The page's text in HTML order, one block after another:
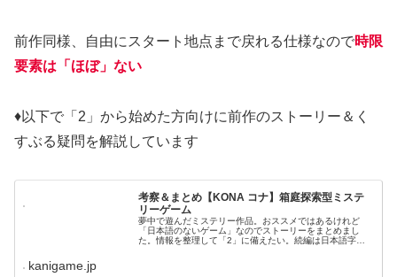
前作同様、自由にスタート地点まで戻れる仕様なので時限
要素は「ほぼ」ない
♦以下で「2」から始めた方向けに前作のストーリー＆く
すぶる疑問を解説しています
考察＆まとめ【KONA コナ】箱庭探索型ミステ
リーゲーム
夢中で遊んだミステリー作品。おススメではあるけれど
「日本語のないゲーム」なのでストーリーをまとめまし
た。情報を整理して「2」に備えたい。続編は日本語字幕
kanigame.jp